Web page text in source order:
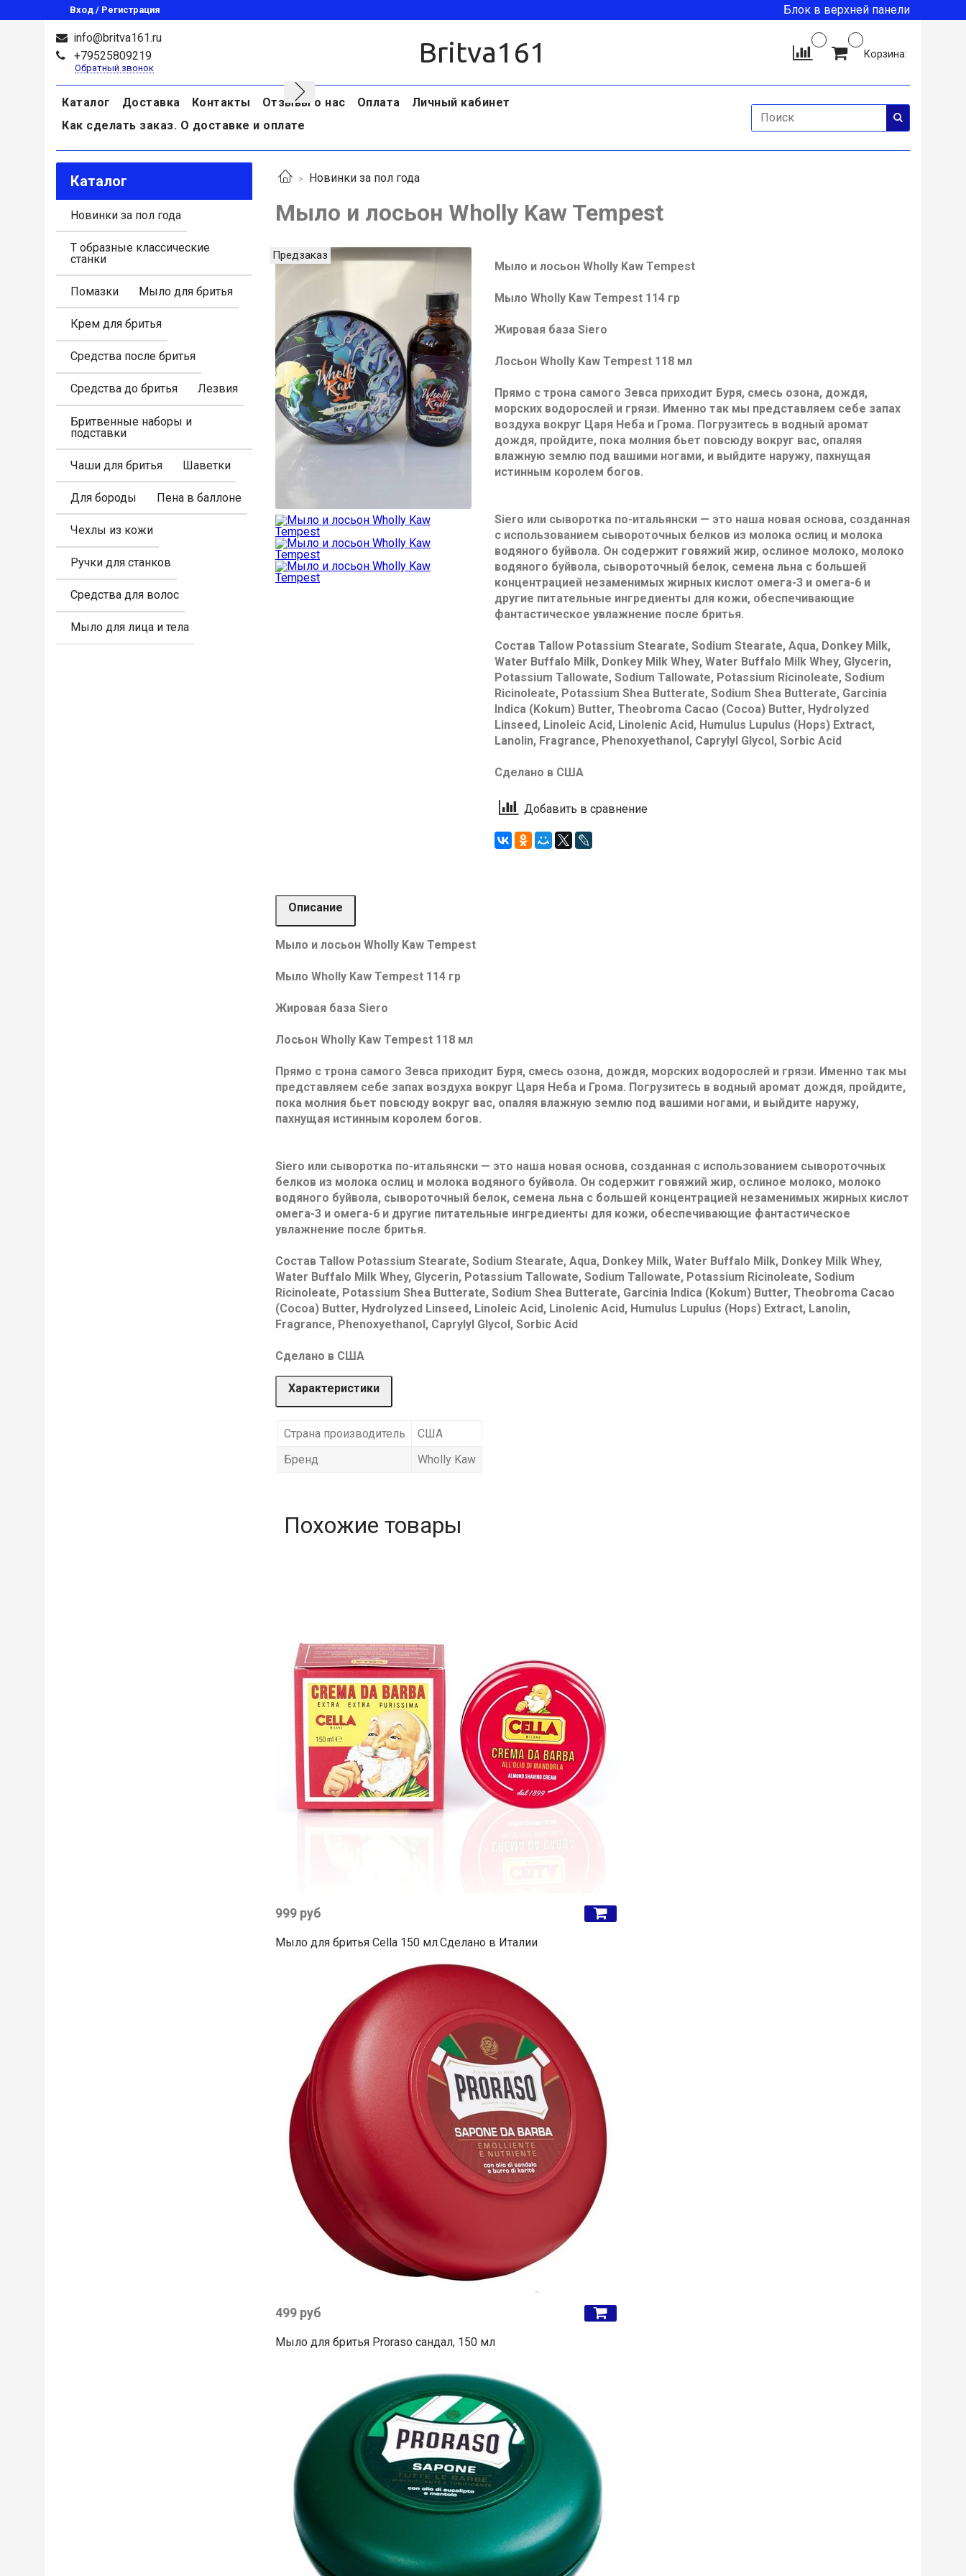
Вход / Регистрация Блок в верхней панели
info@britva161.ru
+79525809219
Обратный звонок Britva161 Корзина:
Каталог Доставка Контакты Отзывы о нас Оплата
Личный кабинет
Как сделать заказ. О доставке и оплате
Новинки за пол года
Мыло и лосьон Wholly Kaw Tempest
Предзаказ
Мыло и лосьон Wholly Kaw Tempest
Мыло Wholly Kaw Tempest 114 гр
Жировая база Siero
Лосьон Wholly Kaw Tempest 118 мл
Прямо с трона самого Зевса приходит Буря, смесь озона, дождя,
морских водорослей и грязи. Именно так мы представляем себе запах
воздуха вокруг Царя Неба и Грома. Погрузитесь в водный аромат
дождя, пройдите, пока молния бьет повсюду вокруг вас, опаляя
влажную землю под вашими ногами, и выйдите наружу, пахнущая
истинным королем богов.
Siero или сыворотка по-итальянски — это наша новая основа, созданная
с использованием сывороточных белков из молока ослиц и молока
водяного буйвола. Он содержит говяжий жир, ослиное молоко, молоко
водяного буйвола, сывороточный белок, семена льна с большей
концентрацией незаменимых жирных кислот омега-3 и омега-6 и
другие питательные ингредиенты для кожи, обеспечивающие
фантастическое увлажнение после бритья.
Состав Tallow Potassium Stearate, Sodium Stearate, Aqua, Donkey Milk,
Water Buffalo Milk, Donkey Milk Whey, Water Buffalo Milk Whey, Glycerin,
Potassium Tallowate, Sodium Tallowate, Potassium Ricinoleate, Sodium
Ricinoleate, Potassium Shea Butterate, Sodium Shea Butterate, Garcinia
Indica (Kokum) Butter, Theobroma Cacao (Cocoa) Butter, Hydrolyzed
Linseed, Linoleic Acid, Linolenic Acid, Humulus Lupulus (Hops) Extract,
Lanolin, Fragrance, Phenoxyethanol, Caprylyl Glycol, Sorbic Acid
Сделано в США
Добавить в сравнение
Описание
Мыло и лосьон Wholly Kaw Tempest
Мыло Wholly Kaw Tempest 114 гр
Жировая база Siero
Лосьон Wholly Kaw Tempest 118 мл
Прямо с трона самого Зевса приходит Буря, смесь озона, дождя, морских водорослей и грязи. Именно так мы
представляем себе запах воздуха вокруг Царя Неба и Грома. Погрузитесь в водный аромат дождя, пройдите,
пока молния бьет повсюду вокруг вас, опаляя влажную землю под вашими ногами, и выйдите наружу,
пахнущая истинным королем богов.
Siero или сыворотка по-итальянски — это наша новая основа, созданная с использованием сывороточных
белков из молока ослиц и молока водяного буйвола. Он содержит говяжий жир, ослиное молоко, молоко
водяного буйвола, сывороточный белок, семена льна с большей концентрацией незаменимых жирных кислот
омега-3 и омега-6 и другие питательные ингредиенты для кожи, обеспечивающие фантастическое
увлажнение после бритья.
Состав Tallow Potassium Stearate, Sodium Stearate, Aqua, Donkey Milk, Water Buffalo Milk, Donkey Milk Whey,
Water Buffalo Milk Whey, Glycerin, Potassium Tallowate, Sodium Tallowate, Potassium Ricinoleate, Sodium
Ricinoleate, Potassium Shea Butterate, Sodium Shea Butterate, Garcinia Indica (Kokum) Butter, Theobroma Cacao
(Cocoa) Butter, Hydrolyzed Linseed, Linoleic Acid, Linolenic Acid, Humulus Lupulus (Hops) Extract, Lanolin,
Fragrance, Phenoxyethanol, Caprylyl Glycol, Sorbic Acid
Сделано в США
Характеристики
Страна производитель
США
Бренд
Wholly Kaw
Похожие товары
999 руб
Мыло для бритья Cella 150 мл.Сделано в Италии
499 руб
Мыло для бритья Proraso сандал, 150 мл
Каталог
Новинки за пол года
Т образные классические
станки
Помазки Мыло для бритья
Крем для бритья
Средства после бритья
Средства до бритья Лезвия
Бритвенные наборы и
подставки
Чаши для бритья Шаветки
Для бороды Пена в баллоне
Чехлы из кожи
Ручки для станков
Средства для волос
Мыло для лица и тела